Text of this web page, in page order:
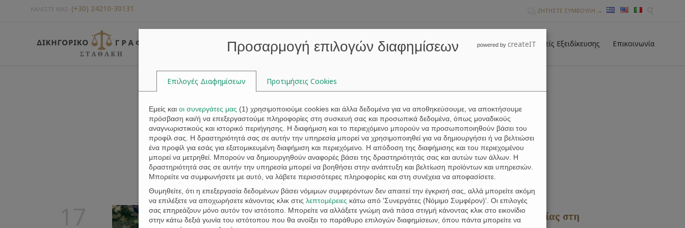
ΚΑΛΕΣΤΕ ΜΑΣ: (+30) 24210-30131 ΖΗΤΗΣΤΕ ΣΥΜΒΟΥΛΗ →
Κεντρική Προφίλ Δικηγόροι Νέα Τομείς Eξειδίκευσης Επικοινωνία
Ετικέτα:δηλώσεις
ΚΤΗΜΑΤΟΛΟΓΙΟ: Παράταση Συλλογής Δηλώσεων Ιδιοκτησίας στη
Προσαρμογή επιλογών διαφημίσεων
Επιλογές Διαφημίσεων Προτιμήσεις Cookies
Εμείς και οι συνεργάτες μας (1) χρησιμοποιούμε cookies και άλλα δεδομένα για να αποθηκεύσουμε, να αποκτήσουμε
πρόσβαση και/ή να επεξεργαστούμε πληροφορίες στη συσκευή σας και προσωπικά δεδομένα, όπως μοναδικούς
αναγνωριστικούς και ιστορικό περιήγησης. Η διαφήμιση και το περιεχόμενο μπορούν να προσωποποιηθούν βάσει του
προφίλ σας. Η δραστηριότητά σας σε αυτήν την υπηρεσία μπορεί να χρησιμοποιηθεί για να δημιουργήσει ή να βελτιώσει
ένα προφίλ για εσάς για εξατομικευμένη διαφήμιση και περιεχόμενο. Η απόδοση της διαφήμισης και του περιεχομένου
μπορεί να μετρηθεί. Μπορούν να δημιουργηθούν αναφορές βάσει της δραστηριότητάς σας και αυτών των άλλων. Η
δραστηριότητά σας σε αυτήν την υπηρεσία μπορεί να βοηθήσει στην ανάπτυξη και βελτίωση προϊόντων και υπηρεσιών.
Μπορείτε να συμφωνήσετε με αυτό, να λάβετε περισσότερες πληροφορίες και στη συνέχεια να αποφασίσετε.
Θυμηθείτε, ότι η επεξεργασία δεδομένων βάσει νόμιμων συμφερόντων δεν απαιτεί την έγκρισή σας, αλλά μπορείτε ακόμη
να επιλέξετε να αποχωρήσετε κάνοντας κλικ στις λεπτομέρειες κάτω από 'Συνεργάτες (Νόμιμο Συμφέρον)'. Οι επιλογές
σας επηρεάζουν μόνο αυτόν τον ιστότοπο. Μπορείτε να αλλάξετε γνώμη ανά πάσα στιγμή κάνοντας κλικ στο εικονίδιο
στην κάτω δεξιά γωνία του ιστότοπου που θα ανοίξει το παράθυρο επιλογών διαφημίσεων, όπου πάντα μπορείτε να
powered by createIT